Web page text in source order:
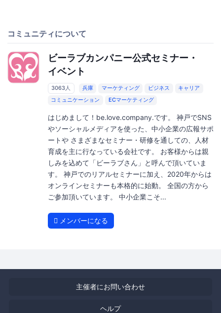
コミュニティについて
ビーラブカンパニー公式セミナー・
イベント
3063人 兵庫 マーケティング ビジネス
キャリア
コミュニケーション
ECマーケティング
はじめまして！be.love.company.です。 神戸でSNS
やソーシャルメディアを使った、中小企業の広報サポ
ートや さまざまなセミナー・研修を通しての、人材
育成を主に行なっている会社です。 お客様からは親
しみを込めて「ビーラブさん」と呼んで頂いていま
す。 神戸でのリアルセミナーに加え、2020年からは
オンラインセミナーも本格的に始動。 全国の方から
ご参加頂いています。 中小企業こそ...
メンバーになる
主催者にお問い合わせ
ヘルプ